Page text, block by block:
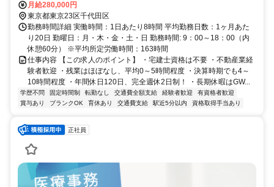
「神田」駅より徒歩4分
月給280,000円
東京都東京23区千代田区
勤務時間詳細 実働時間：1日あたり8時間 平均勤務日数：1ヶ月あた
り20日 勤曜日：月・木・金・土・日 勤務時間: 9：00～18：00（内
休憩60分） ※平均所定労働時間：163時間
仕事内容 【この求人のポイント】 ・宅建士資格は不要 ・不動産業経
験者歓迎 ・残業はほぼなし、平均0～5時間程度 ・決算時期でも4～
10時間程度 ・年間休日120日、完全週休2日制！ ・長期休暇はGW...
学歴不問 固定時間制 転勤なし 交通費全額支給 経験者歓迎
有資格者歓迎
賞与あり
ブランクOK 育休あり 交通費支給 駅近5分以内 資格取得手当あり
正社員